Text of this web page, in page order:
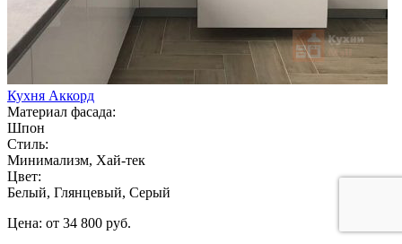
Кухня Аккорд
Материал фасада:
Шпон
Стиль:
Минимализм, Хай-тек
Цвет:
Белый, Глянцевый, Серый
Цена: от 34 800 руб.